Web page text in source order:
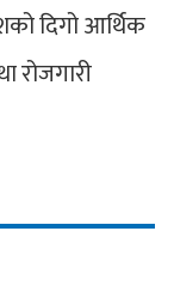
दिगो आर्थिक
रोजगारी